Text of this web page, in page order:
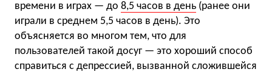
времени в играх — до 8,5 часов в день (ранее они
играли в среднем 5,5 часов в день). Это
объясняется во многом тем, что для
пользователей такой досуг — это хороший способ
справиться с депрессией, вызванной сложившейся